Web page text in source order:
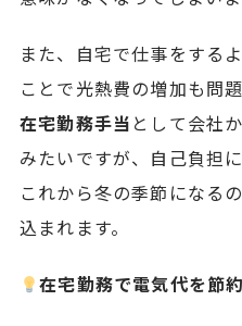
また、自宅で仕事をする
ことで光熱費の増加も問
在宅勤務手当 として会社
みたいですが、自己負担
これから冬の季節になる
込まれます。
在宅勤務で電気代を節